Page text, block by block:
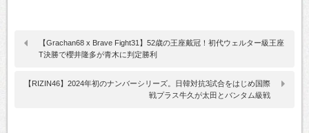
【Grachan68 x Brave Fight31】52歳の王座戴冠！初代ウェルター級王座
T決勝で櫻井隆多が青木に判定勝利
【RIZIN46】2024年初のナンバーシリーズ。日韓対抗3試合をはじめ国際
戦プラス牛久が太田とバンタム級戦